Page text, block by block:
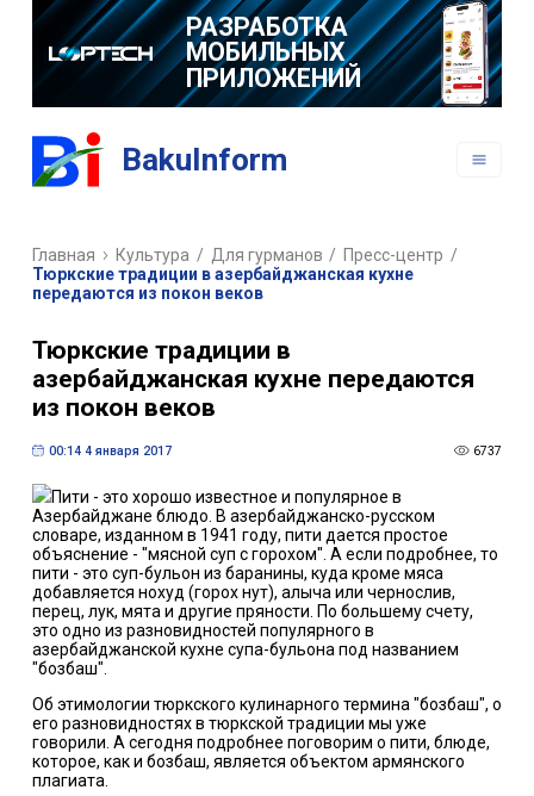
РАЗРАБОТКА
МОБИЛЬНЫХ
ПРИЛОЖЕНИЙ
BakuInform
Главная Культура / Для гурманов / Пресс-центр /
Тюркские традиции в азербайджанская кухне
передаются из покон веков
Тюркские традиции в
азербайджанская кухне передаются
из покон веков
00:14 4 января 2017 6737
Пити - это хорошо известное и популярное в
Азербайджане блюдо. В азербайджанско-русском
словаре, изданном в 1941 году, пити дается простое
объяснение - "мясной суп с горохом". А если подробнее, то
пити - это суп-бульон из баранины, куда кроме мяса
добавляется нохуд (горох нут), алыча или чернослив,
перец, лук, мята и другие пряности. По большему счету,
это одно из разновидностей популярного в
азербайджанской кухне супа-бульона под названием
"бозбаш".
Об этимологии тюркского кулинарного термина "бозбаш", о
его разновидностях в тюркской традиции мы уже
говорили. А сегодня подробнее поговорим о пити, блюде,
которое, как и бозбаш, является объектом армянского
плагиата.